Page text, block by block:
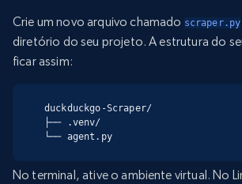
Crie um novo arquivo chamado scraper.py
diretório do seu projeto. A estrutura do
ficar assim:
duckduckgo-Scraper/
├── .venv/
└── agent.py
No terminal, ative o ambiente virtual. No